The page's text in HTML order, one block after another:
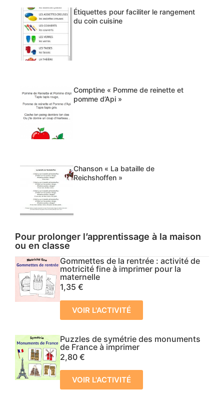
Étiquettes pour faciliter le rangement
du coin cuisine
Comptine « Pomme de reinette et
pomme d’Api »
Chanson « La bataille de
Reichshoffen »
Pour prolonger l’apprentissage à la maison
ou en classe
Gommettes de la rentrée : activité de
motricité fine à imprimer pour la
maternelle
1,35 €
VOIR L'ACTIVITÉ
Puzzles de symétrie des monuments
de France à imprimer
2,80 €
VOIR L'ACTIVITÉ